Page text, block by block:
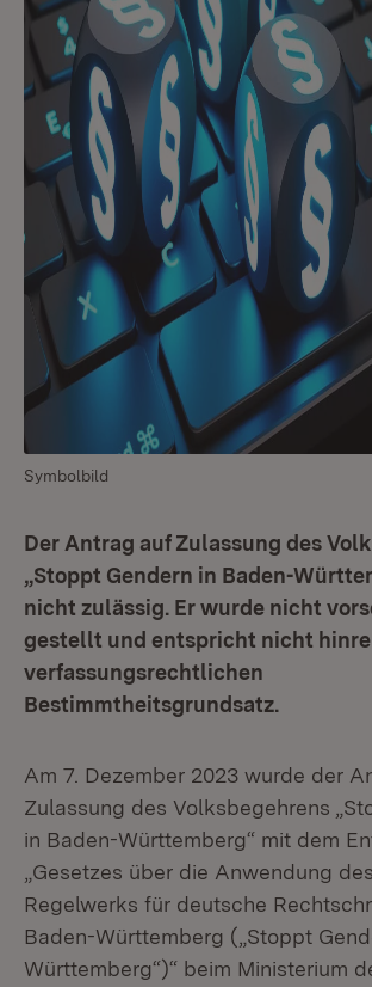
Symbolbild
Der Antrag auf Zulassung des
„Stoppt Gendern in Baden-
nicht zulässig. Er wurde nicht
gestellt und entspricht nicht
verfassungsrechtlichen
Bestimmtheitsgrundsatz.
Am 7. Dezember 2023 wurde der
Zulassung des Volksbegehrens
in Baden-Württemberg“ mit dem
„Gesetzes über die Anwendung
Regelwerks für deutsche
Baden-Württemberg („Stoppt
Württemberg“)“ beim Ministerium